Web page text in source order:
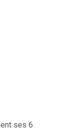
ses 6